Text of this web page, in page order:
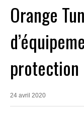
Orange
protection
24 avril 2020